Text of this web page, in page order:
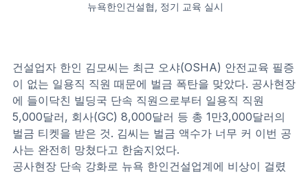
뉴욕한인건설협, 정기 교육 실시
건설업자 한인 김모씨는 최근 오샤(OSHA) 안전교육 필증
이 없는 일용직 직원 때문에 벌금 폭탄을 맞았다. 공사현장
에 들이닥친 빌딩국 단속 직원으로부터 일용직 직원
5,000달러, 회사(GC) 8,000달러 등 총 1만3,000달러의
벌금 티켓을 받은 것. 김씨는 벌금 액수가 너무 커 이번 공
사는 완전히 망쳤다고 한숨지었다.
공사현장 단속 강화로 뉴욕 한인건설업계에 비상이 걸렸